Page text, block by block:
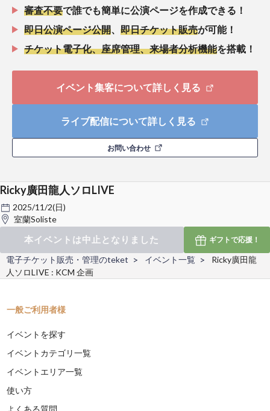
審査不要で誰でも簡単に公演ページを作成できる！
即日公演ページ公開
即日チケット販売が可能！
チケット電子化、座席管理、来場者分析機能を搭載！
イベント集客について詳しく見る
ライブ配信について詳しく見る
お問い合わせ
Ricky廣田龍人ソロLIVE
2025/11/2(日)
室蘭Soliste
本イベントは中止となりました ギフトで応援！
電子チケット販売・管理のteket イベント一覧
Ricky廣田龍
人ソロLIVE : KCM 企画
一般ご利用者様
イベントを探す
イベントカテゴリ一覧
イベントエリア一覧
使い方
よくある質問